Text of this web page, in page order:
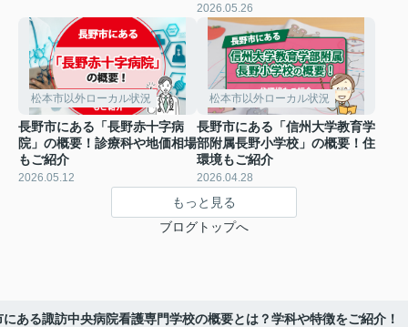
2026.05.26
松本市以外ローカル状況
長野市にある「長野赤十字病
院」の概要！診療科や地価相場
もご紹介
2026.05.12
松本市以外ローカル状況
長野市にある「信州大学教育学
部附属長野小学校」の概要！住
環境もご紹介
2026.04.28
もっと見る
ブログトップへ
にある諏訪中央病院看護専門学校の概要とは？学科や特徴をご紹介！